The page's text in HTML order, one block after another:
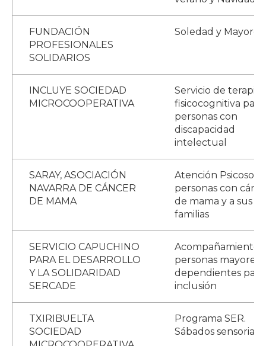
FUNDACIÓN
PROFESIONALES
SOLIDARIOS
Soledad y Mayores
INCLUYE SOCIEDAD
MICROCOOPERATIVA
Servicio de terapia
fisicocognitiva para
personas con
discapacidad
intelectual
SARAY, ASOCIACIÓN
NAVARRA DE CÁNCER
DE MAMA
Atención
personas con
de mama y a sus
familias
SERVICIO CAPUCHINO
PARA EL DESARROLLO
Y LA SOLIDARIDAD
SERCADE
Acompañamiento
personas mayores
dependientes para
inclusión
TXIRIBUELTA
SOCIEDAD
Programa SER.
Sábados